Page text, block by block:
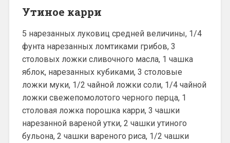
Утиное карри
5 нарезанных луковиц средней величины, 1/4
фунта нарезанных ломтиками грибов, 3
столовых ложки сливочного масла, 1 чашка
яблок, нарезанных кубиками, 3 столовые
ложки муки, 1/2 чайной ложки соли, 1/4 чайной
ложки свежепомолотого черного перца, 1
столовая ложка порошка карри, 3 чашки
нарезанной вареной утки, 2 чашки утиного
бульона, 2 чашки вареного риса, 1/2 чашки